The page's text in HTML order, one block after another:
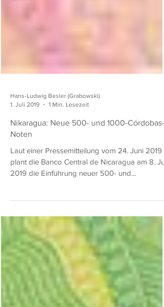
Hans-Ludwig Besler (Grabowski)
1. Juli 2019
1 Min. Lesezeit
Nikaragua: Neue 500- und 1000-Córdobas-
Laut einer Pressemitteilung vom 24. Juni 2019
2019 die Einführung neuer 500- und...